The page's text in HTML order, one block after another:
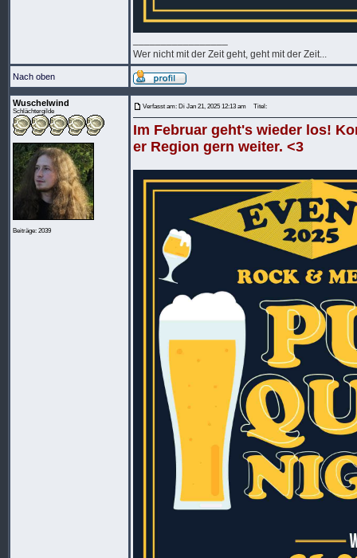
Wer nicht mit der Zeit geht, geht mit der Zeit...
Nach oben
Wuschelwind
Schlächtergilde
Beiträge: 2039
Verfasst am: Di Jan 21, 2025 12:13 am Titel:
Im Februar geht's wieder los!
er Region gern weiter. <3